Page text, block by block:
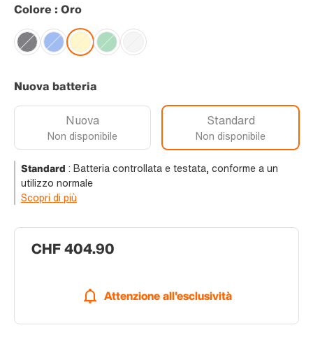
CHF 404.90
Attenzione all'esclusività
Colore : Oro
Nuova batteria
Nuova
Non disponibile
Standard
Non disponibile
Standard : Batteria controllata e testata, conforme a un
utilizzo normale
Scopri di più